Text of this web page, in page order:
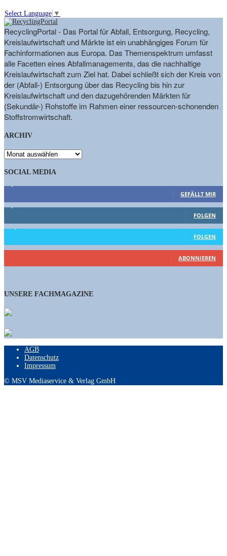
Select Language ▼
RecyclingPortal - Das Portal für Abfall, Entsorgung, Recycling,
Kreislaufwirtschaft und Märkte ist ein unabhängiges Forum für
Fachinformationen aus Europa. Das Themenspektrum umfasst
alle Facetten eines Abfallmanagements, das die nachhaltige
Kreislaufwirtschaft zum Ziel hat. Dabei schließt sich der Kreis von
der (Abfall-) Entsorgung über das Recycling bis hin zur
Kreislaufwirtschaft und den dazugehörenden Märkten für
(Sekundär-) Rohstoffe im Rahmen einer ressourcen-schonenden
Stoffstromwirtschaft.
ARCHIV
ARCHIV
SOCIAL MEDIA
GEFÄLLT MIR
FOLGEN
FOLGEN
ABONNIEREN
UNSERE FACHMAGAZINE
AGB
Datenschutz
Impressum
© MSV Mediaservice & Verlag GmbH